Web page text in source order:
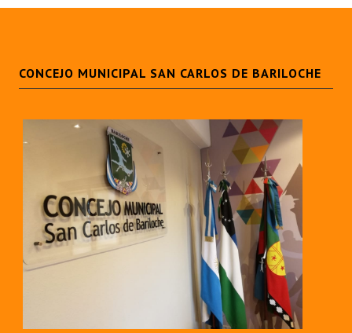
CONCEJO MUNICIPAL SAN CARLOS DE BARILOCHE